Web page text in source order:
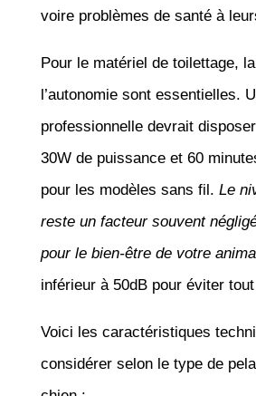
voire problèmes de santé à
Pour le matériel de toilettage,
l’autonomie sont essentielles.
professionnelle devrait
30W de puissance et 60
pour les modèles sans fil. Le
reste un facteur souvent
pour le bien-être de votre
inférieur à 50dB pour éviter
Voici les caractéristiques
considérer selon le type de